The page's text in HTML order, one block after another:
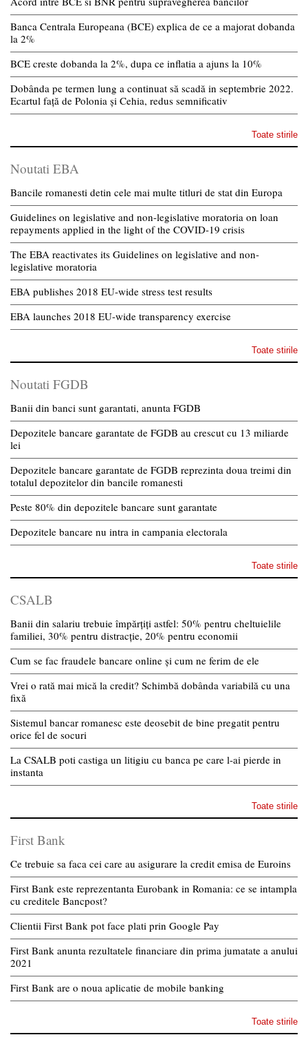
Banca Centrala Europeana (BCE) explica de ce a majorat dobanda
la 2%
BCE creste dobanda la 2%, dupa ce inflatia a ajuns la 10%
Dobânda pe termen lung a continuat să scadă in septembrie 2022.
Ecartul față de Polonia și Cehia, redus semnificativ
Toate stirile
Noutati EBA
Bancile romanesti detin cele mai multe titluri de stat din Europa
Guidelines on legislative and non-legislative moratoria on loan
repayments applied in the light of the COVID-19 crisis
The EBA reactivates its Guidelines on legislative and non-
legislative moratoria
EBA publishes 2018 EU-wide stress test results
EBA launches 2018 EU-wide transparency exercise
Toate stirile
Noutati FGDB
Banii din banci sunt garantati, anunta FGDB
Depozitele bancare garantate de FGDB au crescut cu 13 miliarde
lei
Depozitele bancare garantate de FGDB reprezinta doua treimi din
totalul depozitelor din bancile romanesti
Peste 80% din depozitele bancare sunt garantate
Depozitele bancare nu intra in campania electorala
Toate stirile
CSALB
Banii din salariu trebuie împărțiți astfel: 50% pentru cheltuielile
familiei, 30% pentru distracție, 20% pentru economii
Cum se fac fraudele bancare online și cum ne ferim de ele
Vrei o rată mai mică la credit? Schimbă dobânda variabilă cu una
fixă
Sistemul bancar romanesc este deosebit de bine pregatit pentru
orice fel de socuri
La CSALB poti castiga un litigiu cu banca pe care l-ai pierde in
instanta
Toate stirile
First Bank
Ce trebuie sa faca cei care au asigurare la credit emisa de Euroins
First Bank este reprezentanta Eurobank in Romania: ce se intampla
cu creditele Bancpost?
Clientii First Bank pot face plati prin Google Pay
First Bank anunta rezultatele financiare din prima jumatate a anului
2021
First Bank are o noua aplicatie de mobile banking
Toate stirile